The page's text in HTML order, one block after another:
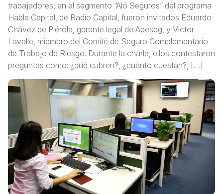
trabajadores, en el segmento “Aló Seguros” del programa
Habla Capital, de Radio Capital, fueron invitados Eduardo
Chávez de Piérola, gerente legal de Apeseg, y Victor
Lavalle, miembro del Comité de Seguro Complementario
de Trabajo de Riesgo. Durante la charla, ellos contestaron
preguntas como: ¿qué cubren?, ¿cuánto cuestan?, […]